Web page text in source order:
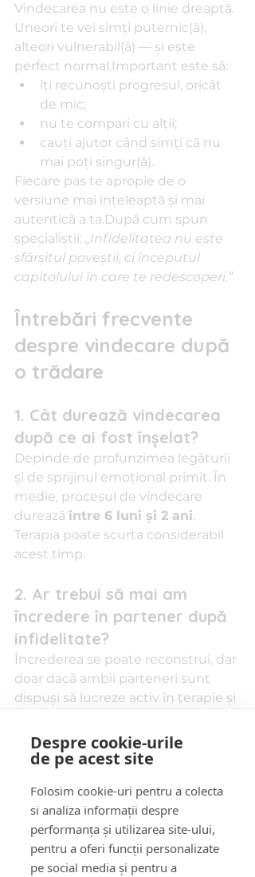
Despre cookie-urile
de pe acest site
Folosim cookie-uri pentru a colecta
si analiza informații despre
performanța și utilizarea site-ului,
pentru a oferi funcții personalizate
pe social media și pentru a
Vindecarea nu este o linie dreaptă.
Uneori te vei simți puternic(ă),
alteori vulnerabil(ă) — și este
perfect normal.Important este să:
îți recunoști progresul, oricât
de mic;
nu te compari cu alții;
cauți ajutor când simți că nu
mai poți singur(ă).
Fiecare pas te apropie de o
versiune mai înțeleaptă și mai
autentică a ta.După cum spun
specialiștii: „Infidelitatea nu este
sfârșitul poveștii, ci începutul
capitolului în care te redescoperi.”
Întrebări frecvente
despre vindecare după
o trădare
1. Cât durează vindecarea
după ce ai fost înșelat?
Depinde de profunzimea legăturii
și de sprijinul emoțional primit. În
medie, procesul de vindecare
durează între 6 luni și 2 ani.
Terapia poate scurta considerabil
acest timp.
2. Ar trebui să mai am
încredere în partener după
infidelitate?
Încrederea se poate reconstrui, dar
doar dacă ambii parteneri sunt
dispuși să lucreze activ în terapie și
3. Ce fac dacă simt că nu
Este o reacție comună. Când ești
trădat(ă), mintea se protejează prin
„blocaj afectiv”. Cu ajutorul unui
psiholog, poți învăța din nou să te